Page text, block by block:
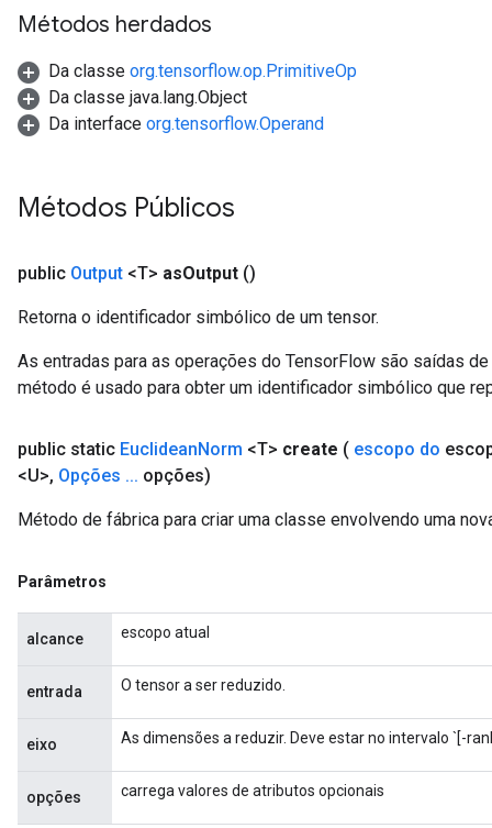
Métodos herdados
Da classe org.tensorflow.op.PrimitiveOp
Da classe java.lang.Object
Da interface org.tensorflow.Operand
Métodos Públicos
public Output <T> asOutput ()
Retorna o identificador simbólico de um tensor.
As entradas para as operações do TensorFlow são saídas
método é usado para obter um identificador simbólico que
public static EuclideanNorm <T> create ( escopo do
<U>, Opções ... opções)
Método de fábrica para criar uma classe envolvendo uma
Parâmetros
alcance escopo atual
entrada O tensor a ser reduzido.
eixo As dimensões a reduzir. Deve estar no intervalo `[-
opções carrega valores de atributos opcionais